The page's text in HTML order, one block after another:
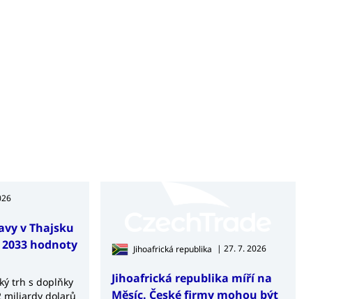
v Thajsku
hodnoty
trh s doplňky
miliardy dolarů
Jihoafrická republika | 27. 7. 2026
Jihoafrická republika míří na
Měsíc. České firmy mohou být